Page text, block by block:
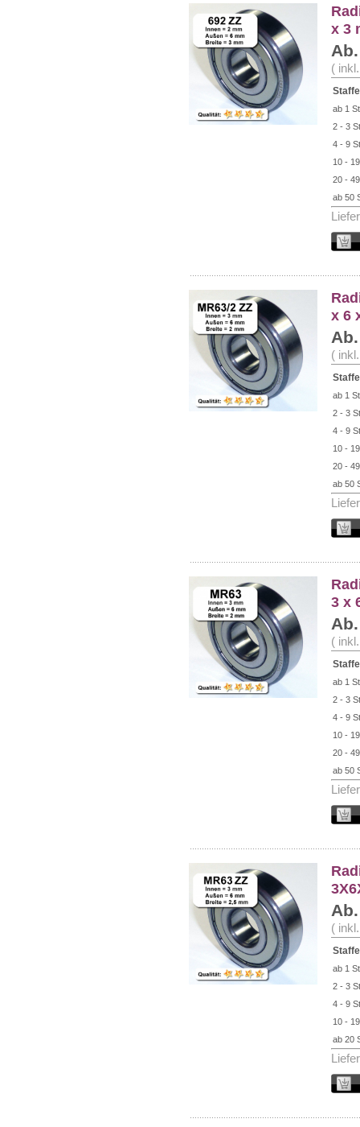
x 3
(
ab 1
2 - 3
4 - 9
10 -
20 -
ab 50
x 6
(
ab 1
2 - 3
4 - 9
10 -
20 -
ab 50
3 x
(
ab 1
2 - 3
4 - 9
10 -
20 -
ab 50
(
ab 1
2 - 3
4 - 9
10 -
ab 20